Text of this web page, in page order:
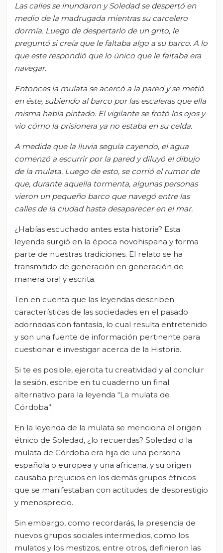
Las calles se inundaron y Soledad se despertó en
medio de la madrugada mientras su carcelero
dormía. Luego de despertarlo de un grito, le
preguntó si creía que le faltaba algo a su barco. A lo
que este respondió que lo único que le faltaba era
navegar.
Entonces la mulata se acercó a la pared y se metió
en éste, subiendo al barco por las escaleras que ella
misma había pintado. El vigilante se frotó los ojos y
vio cómo la prisionera ya no estaba en su celda.
A medida que la lluvia seguía cayendo, el agua
comenzó a escurrir por la pared y diluyó el dibujo
de la mulata. Luego de esto, se corrió el rumor de
que, durante aquella tormenta, algunas personas
vieron un pequeño barco que navegó entre las
calles de la ciudad hasta desaparecer en el mar.
¿Habías escuchado antes esta historia? Esta
leyenda surgió en la época novohispana y forma
parte de nuestras tradiciones. El relato se ha
transmitido de generación en generación de
manera oral y escrita.
Ten en cuenta que las leyendas describen
características de las sociedades en el pasado
adornadas con fantasía, lo cual resulta entretenido
y son una fuente de información pertinente para
cuestionar e investigar acerca de la Historia.
Si te es posible, ejercita tu creatividad y al concluir
la sesión, escribe en tu cuaderno un final
alternativo para la leyenda “La mulata de
Córdoba”.
En la leyenda de la mulata se menciona el origen
étnico de Soledad, ¿lo recuerdas? Soledad o la
mulata de Córdoba era hija de una persona
española o europea y una africana, y su origen
causaba prejuicios en los demás grupos étnicos
que se manifestaban con actitudes de desprestigio
y menosprecio.
Sin embargo, como recordarás, la presencia de
nuevos grupos sociales intermedios, como los
mulatos y los mestizos, entre otros, definieron las